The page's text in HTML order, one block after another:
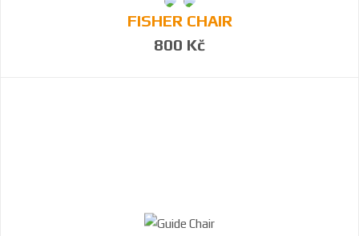
FISHER CHAIR
800 Kč